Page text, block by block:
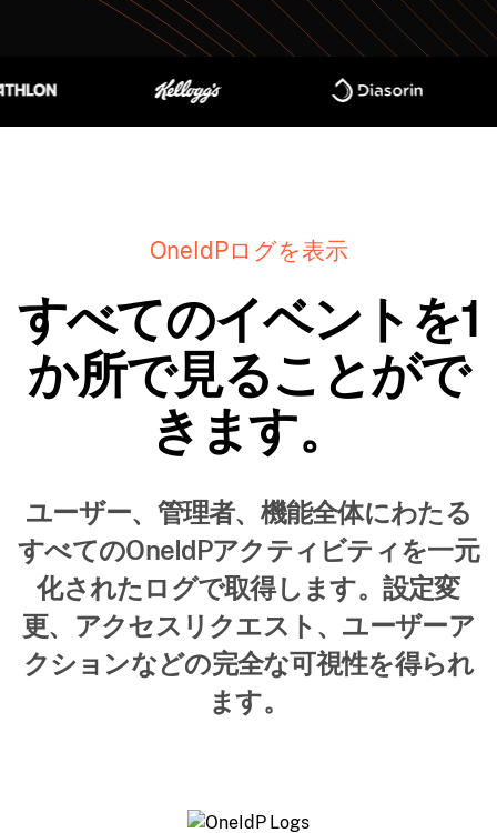
OneIdPログを表示
すべてのイベントを1
か所で見ることがで
きます。
ユーザー、管理者、機能全体にわたる
すべてのOneIdPアクティビティを一元
化されたログで取得します。設定変
更、アクセスリクエスト、ユーザーア
クションなどの完全な可視性を得られ
ます。